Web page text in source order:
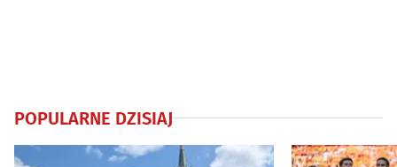
POPULARNE DZISIAJ